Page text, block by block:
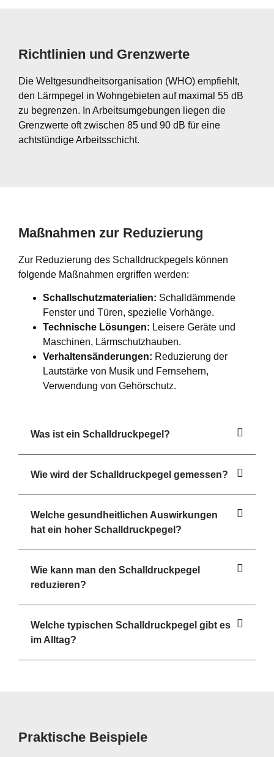
Richtlinien und Grenzwerte
Die Weltgesundheitsorganisation (WHO) empfiehlt,
den Lärmpegel in Wohngebieten auf maximal 55 dB
zu begrenzen. In Arbeitsumgebungen liegen die
Grenzwerte oft zwischen 85 und 90 dB für eine
achtstündige Arbeitsschicht.
Maßnahmen zur Reduzierung
Zur Reduzierung des Schalldruckpegels können
folgende Maßnahmen ergriffen werden:
Schallschutzmaterialien: Schalldämmende
Fenster und Türen, spezielle Vorhänge.
Technische Lösungen: Leisere Geräte und
Maschinen, Lärmschutzhauben.
Verhaltensänderungen: Reduzierung der
Lautstärke von Musik und Fernsehern,
Verwendung von Gehörschutz.
Was ist ein Schalldruckpegel?
Wie wird der Schalldruckpegel gemessen?
Welche gesundheitlichen Auswirkungen
hat ein hoher Schalldruckpegel?
Wie kann man den Schalldruckpegel
reduzieren?
Welche typischen Schalldruckpegel gibt es
im Alltag?
Praktische Beispiele